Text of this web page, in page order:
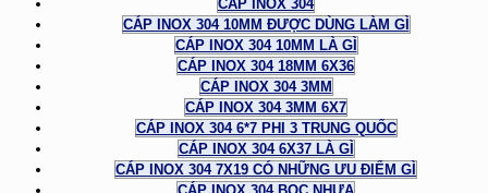
CÁP INOX 304
CÁP INOX 304 10MM ĐƯỢC DÙNG LÀM GÌ
CÁP INOX 304 10MM LÀ GÌ
CÁP INOX 304 18MM 6X36
CÁP INOX 304 3MM
CÁP INOX 304 3MM 6X7
CÁP INOX 304 6*7 PHI 3 TRUNG QUỐC
CÁP INOX 304 6X37 LÀ GÌ
CÁP INOX 304 7X19 CÓ NHỮNG ƯU ĐIỂM GÌ